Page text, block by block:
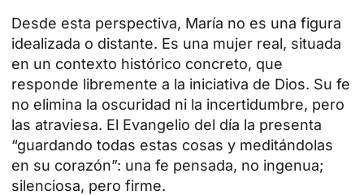
Desde esta perspectiva, María no es una figura
idealizada o distante. Es una mujer real, situada
en un contexto histórico concreto, que
responde libremente a la iniciativa de Dios. Su fe
no elimina la oscuridad ni la incertidumbre, pero
las atraviesa. El Evangelio del día la presenta
“guardando todas estas cosas y meditándolas
en su corazón”: una fe pensada, no ingenua;
silenciosa, pero firme.